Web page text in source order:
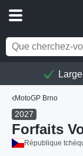
MotoGP Brno
2027
Forfaits
République